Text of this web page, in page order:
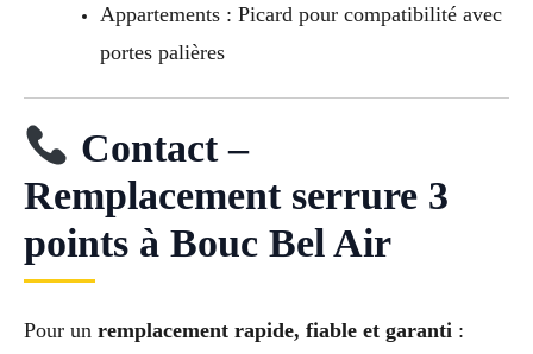
Appartements : Picard pour compatibilité avec
portes palières
Contact –
Remplacement serrure 3
points à Bouc Bel Air
Pour un remplacement rapide, fiable et garanti :